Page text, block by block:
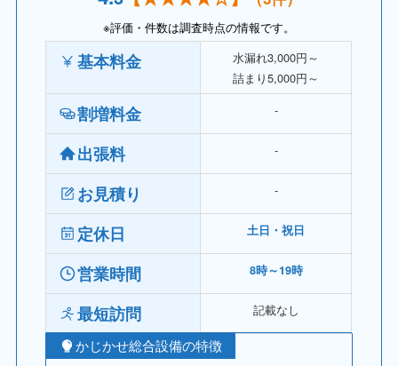
※評価・件数は調査時点の情報です。
基本料金
水漏れ3,000円～
詰まり5,000円～
割増料金 ‐
出張料 ‐
お見積り ‐
定休日 土日・祝日
営業時間 8時～19時
最短訪問 記載なし
かじかせ総合設備の特徴